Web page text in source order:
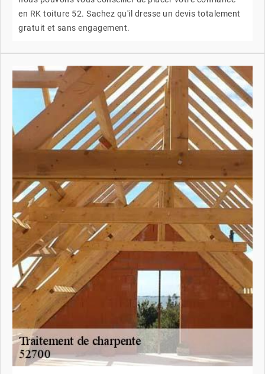
en RK toiture 52. Sachez qu'il dresse un devis totalement
gratuit et sans engagement.